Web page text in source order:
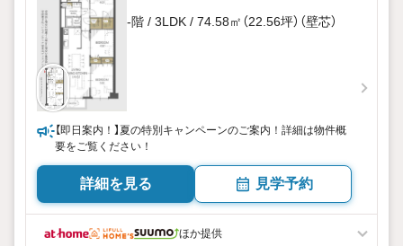
-階 / 3LDK / 74.58㎡（22.56坪）（壁芯）
【即日案内！】夏の特別キャンペーンのご案内！詳細は物件概
要をご覧ください！
詳細を見る 見学予約
ほか提供